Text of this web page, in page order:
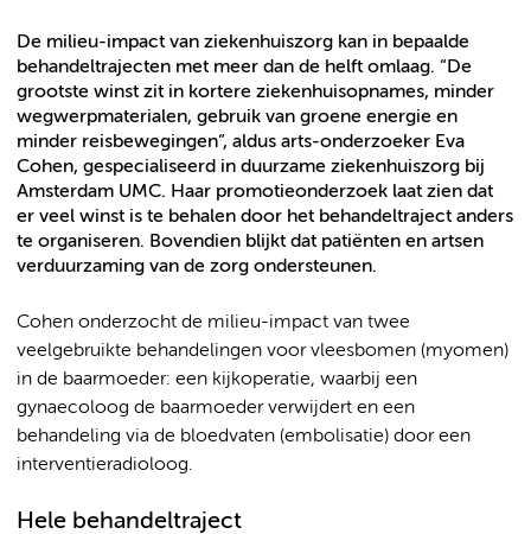
De milieu-impact van ziekenhuiszorg kan in bepaalde
behan­del­trajecten met meer dan de helft omlaag. “De
grootste winst zit in kortere ziekenhuisopnames, minder
wegwerpmaterialen, gebruik van groene energie en
minder reisbewegingen”, aldus arts-onderzoeker Eva
Cohen, gespecialiseerd in duurzame ziekenhuiszorg bij
Amsterdam UMC. Haar promotieonderzoek laat zien dat
er veel winst is te behalen door het behandeltraject anders
te organiseren. Bovendien blijkt dat patiënten en artsen
verduurzaming van de zorg ondersteunen.
Cohen onderzocht de milieu-impact van twee
veelgebruikte behandelingen voor vleesbomen (myomen)
in de baarmoeder: een kijkoperatie, waarbij een
gynaecoloog de baarmoeder verwijdert en een
behandeling via de bloedvaten (embolisatie) door een
interventieradioloog.
Hele behandeltraject